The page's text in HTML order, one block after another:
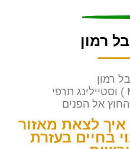
רמון
רמון
אל הפנים
לצאת מאזור
בחיים בעזרת